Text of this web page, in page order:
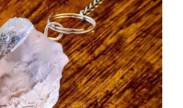
/ DETTAGLI